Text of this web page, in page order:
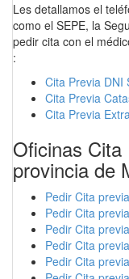
Les detallamos el
como el SEPE, la
pedir cita con el
:
Cita Previa DNI
Cita Previa
Cita Previa
Oficinas
provincia de
Pedir Cita
Pedir Cita
Pedir Cita
Pedir Cita
Pedir Cita